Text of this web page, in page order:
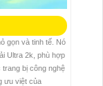
gọn và tinh tế. Nó
Ultra 2k, phù hợp
bị công nghệ
ưu việt của